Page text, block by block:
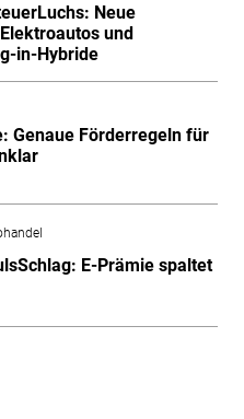
Neue
und
in-Hybride
Genaue Förderregeln für
E-Prämie spaltet